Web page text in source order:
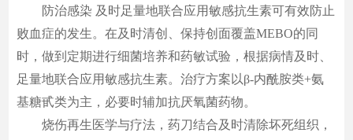
防治感染 及时足量地联合应用敏感抗生素可有效防止
败血症的发生。在及时清创、保持创面覆盖MEBO的同
时，做到定期进行细菌培养和药敏试验，根据病情及时、
足量地联合应用敏感抗生素。治疗方案以β-内酰胺类+氨
基糖甙类为主，必要时辅加抗厌氧菌药物。
烧伤再生医学与疗法，药刀结合及时清除坏死组织，